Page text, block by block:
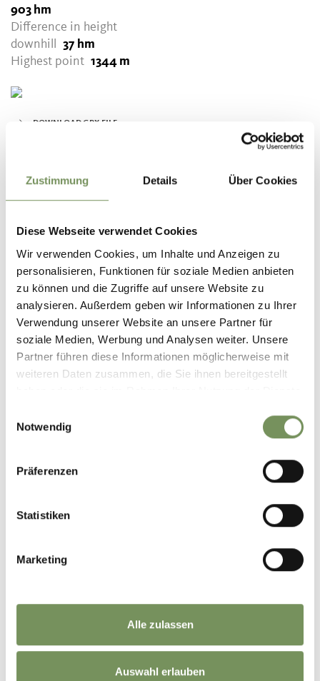
Zustimmung Details Über Cookies
Diese Webseite verwendet Cookies
Wir verwenden Cookies, um Inhalte und Anzeigen zu
personalisieren, Funktionen für soziale Medien anbieten
zu können und die Zugriffe auf unsere Website zu
analysieren. Außerdem geben wir Informationen zu Ihrer
Verwendung unserer Website an unsere Partner für
soziale Medien, Werbung und Analysen weiter. Unsere
Partner führen diese Informationen möglicherweise mit
weiteren Daten zusammen, die Sie ihnen bereitgestellt
Notwendig
Präferenzen
Statistiken
Marketing
Alle zulassen
Auswahl erlauben
903 hm
Difference in height
downhill
37 hm
Highest point 1344 m
DOWNLOAD GPX-FILE
Spaureggstr. 10
39020 Partschins
DID YOU FIND THIS CONTENT HELPFUL?
YES NO